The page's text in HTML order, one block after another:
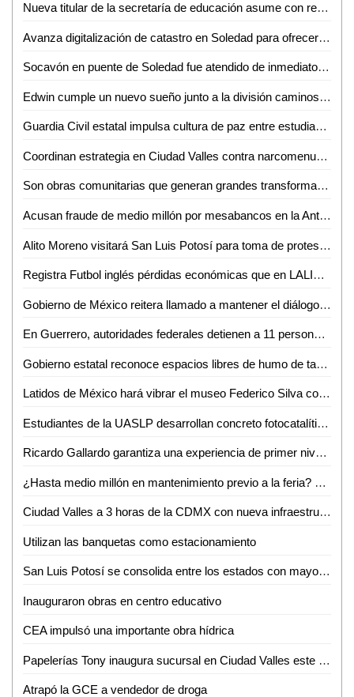
Nueva titular de la secretaría de educación asume con responsabilidad y compromiso
Avanza digitalización de catastro en Soledad para ofrecer trámites más rápidos a la ciudadanía
Socavón en puente de Soledad fue atendido de inmediato y no representa riesgo: SEDUVOP
Edwin cumple un nuevo sueño junto a la división caminos de la Guardia Civil estatal
Guardia Civil estatal impulsa cultura de paz entre estudiantes de la huasteca
Coordinan estrategia en Ciudad Valles contra narcomenudeo y extorsión
Son obras comunitarias que generan grandes transformaciones: presidenta Claudia Sheinbaum
Acusan fraude de medio millón por mesabancos en la Antero G. González de Valles
Alito Moreno visitará San Luis Potosí para toma de protesta de estructuras del PRI
Registra Futbol inglés pérdidas económicas que en LALIGA aseguró Javier Tebas
Gobierno de México reitera llamado a mantener el diálogo con CNTE
En Guerrero, autoridades federales detienen a 11 personas vinculadas con extorsión a prestadores de servicios turísticos
Gobierno estatal reconoce espacios libres de humo de tabaco y emisiones
Latidos de México hará vibrar el museo Federico Silva con Hunac-Ceel
Estudiantes de la UASLP desarrollan concreto fotocatalítico para reducir la contaminación del aire y mejorar la calidad del agua
Ricardo Gallardo garantiza una experiencia de primer nivel en la Fenapo 2026
¿Hasta medio millón en mantenimiento previo a la feria? FENAPO 2026 alista manita de gato
Ciudad Valles a 3 horas de la CDMX con nueva infraestructura carretera: David Medina
Utilizan las banquetas como estacionamiento
San Luis Potosí se consolida entre los estados con mayor crecimiento salarial en el país
Inauguraron obras en centro educativo
CEA impulsó una importante obra hídrica
Papelerías Tony inaugura sucursal en Ciudad Valles este 5 de junio
Atrapó la GCE a vendedor de droga